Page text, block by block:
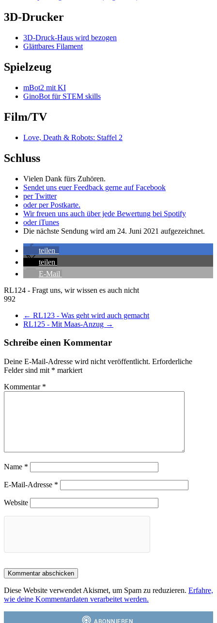
3D-Drucker
3D-Druck-Haus wird bezogen
Glättbares Filament
Spielzeug
mBot2 mit KI
GinoBot für STEM skills
Film/TV
Love, Death & Robots: Staffel 2
Schluss
Vielen Dank fürs Zuhören.
Sendet uns euer Feedback gerne auf Facebook
per Twitter
oder per Postkarte.
Wir freuen uns auch über jede Bewertung bei Spotify
oder iTunes
Die nächste Sendung wird am 24. Juni 2021 aufgezeichnet.
teilen
teilen
E-Mail
RL124 - Fragt uns, wir wissen es auch nicht
992
← RL123 - Was geht wird auch gemacht
RL125 - Mit Maas-Anzug →
Schreibe einen Kommentar
Deine E-Mail-Adresse wird nicht veröffentlicht. Erforderliche
Felder sind mit * markiert
Kommentar *
Name *
E-Mail-Adresse *
Website
Diese Website verwendet Akismet, um Spam zu reduzieren. Erfahre,
wie deine Kommentardaten verarbeitet werden.